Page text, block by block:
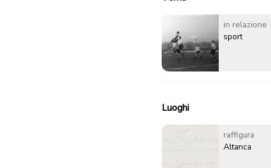
in relazione
sport
Luoghi
raffigura
Altanca